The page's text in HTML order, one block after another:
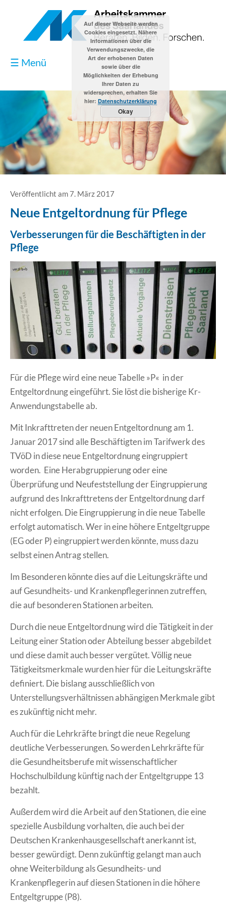
☰ Menü
Blog
Kontakt
Datenschutzerklärung
Erklärung Barrierefreiheit
Veröffentlicht am 7. März 2017
Neue Entgeltordnung für Pflege
Verbesserungen für die Beschäftigten in der
Pflege
Für die Pflege wird eine neue Tabelle »P« in der
Entgeltordnung eingeführt. Sie löst die bisherige Kr-
Anwendungstabelle ab.
Mit Inkrafttreten der neuen Entgeltordnung am 1.
Januar 2017 sind alle Beschäftigten im Tarifwerk des
TVöD in diese neue Entgeltordnung eingruppiert
worden. Eine Herabgruppierung oder eine
Überprüfung und Neufeststellung der Eingruppierung
aufgrund des Inkrafttretens der Entgeltordnung darf
nicht erfolgen. Die Eingruppierung in die neue Tabelle
erfolgt automatisch. Wer in eine höhere Entgeltgruppe
(EG oder P) eingruppiert werden könnte, muss dazu
selbst einen Antrag stellen.
Im Besonderen könnte dies auf die Leitungskräfte und
auf Gesundheits- und Krankenpflegerinnen zutreffen,
die auf besonderen Stationen arbeiten.
Durch die neue Entgeltordnung wird die Tätigkeit in der
Leitung einer Station oder Abteilung besser abgebildet
und diese damit auch besser vergütet. Völlig neue
Tätigkeitsmerkmale wurden hier für die Leitungskräfte
definiert. Die bislang ausschließlich von
Unterstellungsverhältnissen abhängigen Merkmale gibt
es zukünftig nicht mehr.
Auch für die Lehrkräfte bringt die neue Regelung
deutliche Verbesserungen. So werden Lehrkräfte für
die Gesundheitsberufe mit wissenschaftlicher
Hochschulbildung künftig nach der Entgeltgruppe 13
bezahlt.
Außerdem wird die Arbeit auf den Stationen, die eine
spezielle Ausbildung vorhalten, die auch bei der
Deutschen Krankenhausgesellschaft anerkannt ist,
besser gewürdigt. Denn zukünftig gelangt man auch
ohne Weiterbildung als Gesundheits- und
Krankenpflegerin auf diesen Stationen in die höhere
Entgeltgruppe (P8).
Auf dieser Webseite werden
Cookies eingesetzt. Nähere
Informationen über die
Verwendungszwecke, die
Art der erhobenen Daten
sowie über die
Möglichkeiten der Erhebung
Ihrer Daten zu
widersprechen, erhalten Sie
hier: Datenschutzerklärung
Okay